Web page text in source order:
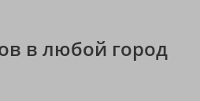
в любой город